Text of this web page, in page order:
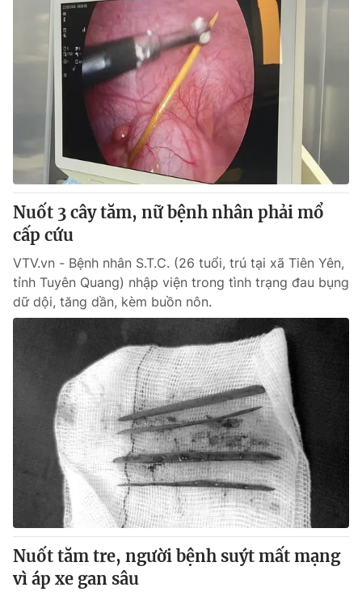
® Cấm sao chép dưới mọi hình thức nếu không có sự chấp
thuận bằng văn bản. Ghi rõ nguồn VTV.vn khi phát hành lại
Nuốt 3 cây tăm, nữ bệnh nhân phải mổ
cấp cứu
VTV.vn - Bệnh nhân S.T.C. (26 tuổi, trú tại xã Tiên Yên,
tỉnh Tuyên Quang) nhập viện trong tình trạng đau bụng
dữ dội, tăng dần, kèm buồn nôn.
Nuốt tăm tre, người bệnh suýt mất mạng
vì áp xe gan sâu